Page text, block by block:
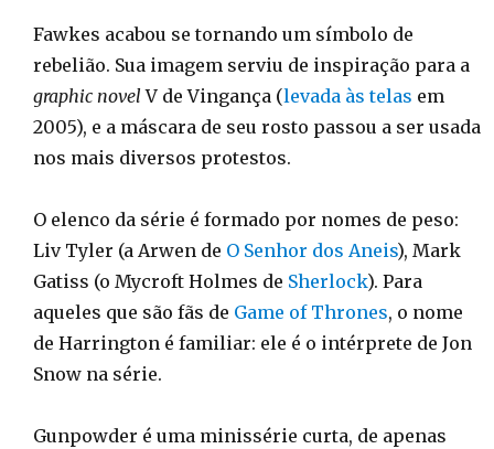
Fawkes acabou se tornando um símbolo de
rebelião. Sua imagem serviu de inspiração para a
graphic novel V de Vingança (levada às telas em
2005), e a máscara de seu rosto passou a ser usada
nos mais diversos protestos.
O elenco da série é formado por nomes de peso:
Liv Tyler (a Arwen de O Senhor dos Aneis), Mark
Gatiss (o Mycroft Holmes de Sherlock). Para
aqueles que são fãs de Game of Thrones, o nome
de Harrington é familiar: ele é o intérprete de Jon
Snow na série.
Gunpowder é uma minissérie curta, de apenas